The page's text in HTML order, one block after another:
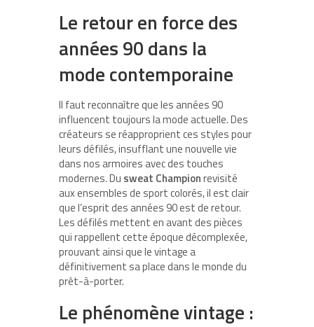
Le retour en force des
années 90 dans la
mode contemporaine
Il faut reconnaître que les années 90
influencent toujours la mode actuelle. Des
créateurs se réapproprient ces styles pour
leurs défilés, insufflant une nouvelle vie
dans nos armoires avec des touches
modernes. Du sweat Championrevisité
aux ensembles de sport colorés, il est clair
que l’esprit des années 90 est de retour.
Les défilés mettent en avant des pièces
qui rappellent cette époque décomplexée,
prouvant ainsi que le vintage a
définitivement sa place dans le monde du
prêt-à-porter.
Le phénomène vintage :